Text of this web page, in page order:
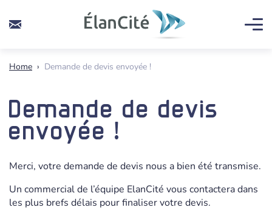
Home › Demande de devis envoyée !
Demande de devis
envoyée !
Merci, votre demande de devis nous a bien été transmise.
Un commercial de l’équipe ElanCité vous contactera dans
les plus brefs délais pour finaliser votre devis.